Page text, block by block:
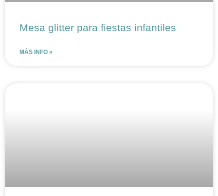
Mesa glitter para fiestas infantiles
MÁS INFO »